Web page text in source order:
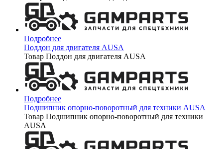
Подробнее
Поддон для двигателя AUSA
Товар Поддон для двигателя AUSA
Подробнее
Подшипник опорно-поворотный для техники AUSA
Товар Подшипник опорно-поворотный для техники
AUSA